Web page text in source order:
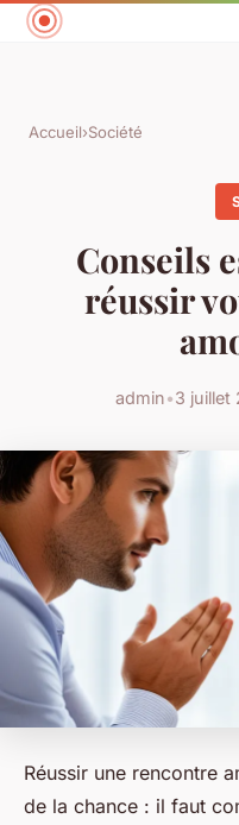
Accueil›Société
Conseils
réussir
admin•3 juillet
Réussir une rencontre
de la chance : il faut